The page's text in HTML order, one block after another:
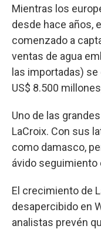
Mientras los
desde hace años,
comenzado a
ventas de agua
las importadas)
US$ 8.500
Uno de las
LaCroix. Con sus
como damasco,
ávido seguimiento
El crecimiento de
desapercibido en
analistas prevén